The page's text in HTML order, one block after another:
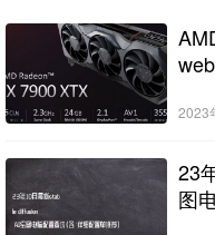
2023
23
图